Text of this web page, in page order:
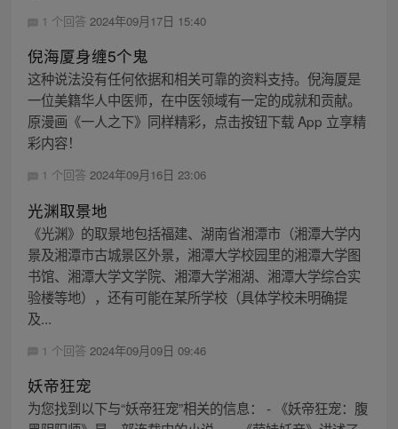
1 个回答 2024年09月17日 15:40
倪海厦身缠5个鬼
这种说法没有任何依据和相关可靠的资料支持。倪海厦是
一位美籍华人中医师，在中医领域有一定的成就和贡献。
原漫画《一人之下》同样精彩，点击按钮下载 App 立享精
彩内容！
1 个回答 2024年09月16日 23:06
光渊取景地
《光渊》的取景地包括福建、湖南省湘潭市（湘潭大学内
景及湘潭市古城景区外景，湘潭大学校园里的湘潭大学图
书馆、湘潭大学文学院、湘潭大学湘湖、湘潭大学综合实
验楼等地），还有可能在某所学校（具体学校未明确提
及...
1 个回答 2024年09月09日 09:46
妖帝狂宠
为您找到以下与“妖帝狂宠”相关的信息： - 《妖帝狂宠：腹